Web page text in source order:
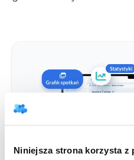
Niniejsza strona korzysta z